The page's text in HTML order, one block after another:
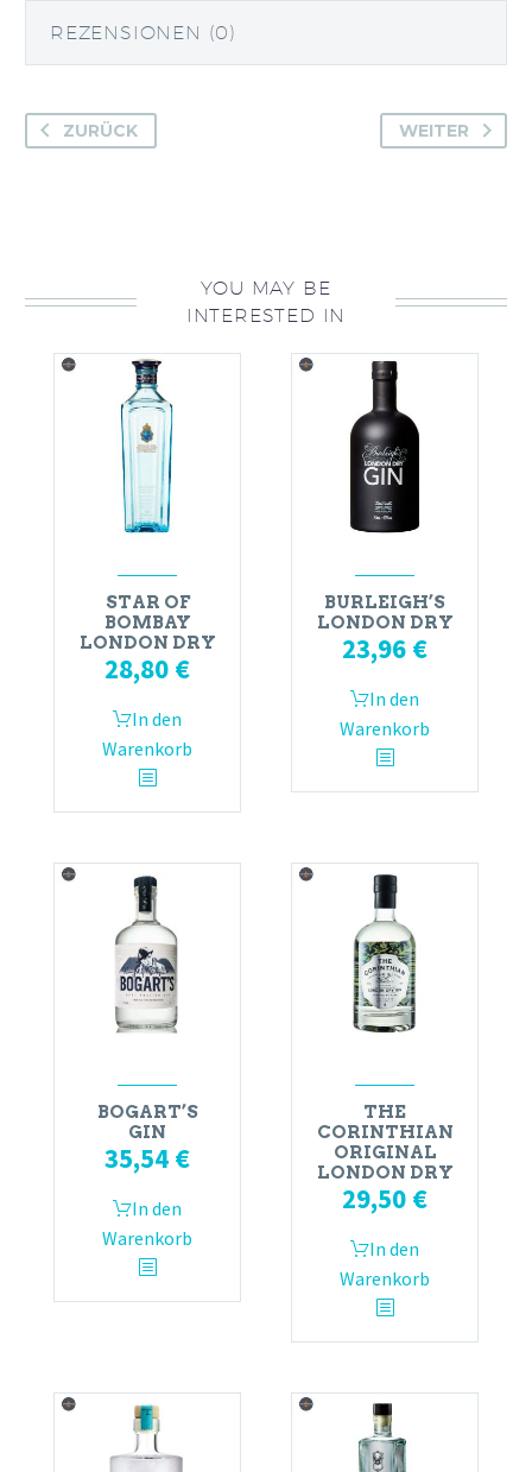
REZENSIONEN (0)
ZURÜCK WEITER
YOU MAY BE
INTERESTED IN
STAR OF
BOMBAY
LONDON DRY
28,80 €
In den
Warenkorb
BURLEIGH’S
LONDON DRY
23,96 €
In den
Warenkorb
BOGART’S
GIN
35,54 €
In den
Warenkorb
THE
CORINTHIAN
ORIGINAL
LONDON DRY
29,50 €
In den
Warenkorb